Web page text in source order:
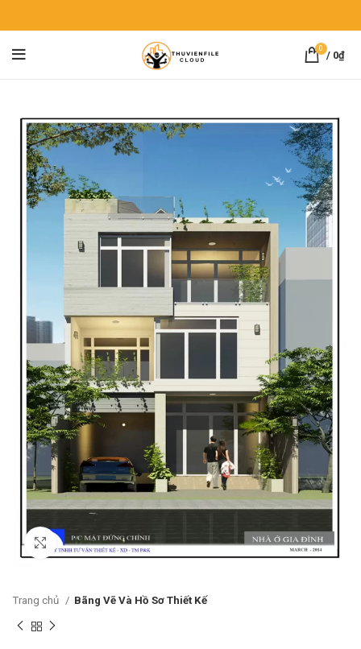
0
/ 0₫
Click to enlarge
Trang chủ Bãng Vẽ Và Hồ Sơ Thiết Kế